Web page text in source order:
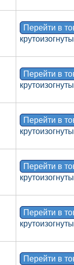
Перейти в
Перейти в
Перейти в
Перейти в
Перейти в
Перейти в